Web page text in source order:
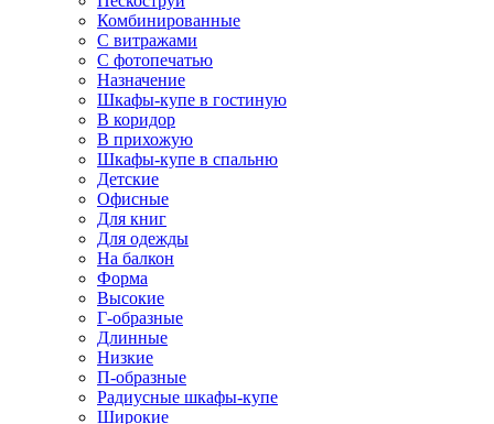
Комбинированные
С витражами
С фотопечатью
Назначение
Шкафы-купе в гостиную
В коридор
В прихожую
Шкафы-купе в спальню
Детские
Офисные
Для книг
Для одежды
На балкон
Форма
Высокие
Г-образные
Длинные
Низкие
П-образные
Радиусные шкафы-купе
Широкие